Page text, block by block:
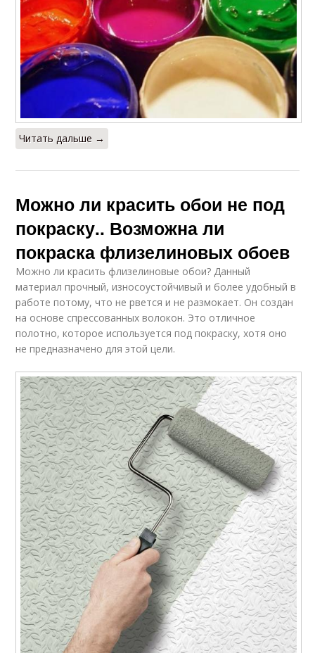
Читать дальше →
Можно ли красить обои не под
покраску.. Возможна ли
покраска флизелиновых обоев
Можно ли красить флизелиновые обои? Данный
материал прочный, износоустойчивый и более удобный в
работе потому, что не рвется и не размокает. Он создан
на основе спрессованных волокон. Это отличное
полотно, которое используется под покраску, хотя оно
не предназначено для этой цели.